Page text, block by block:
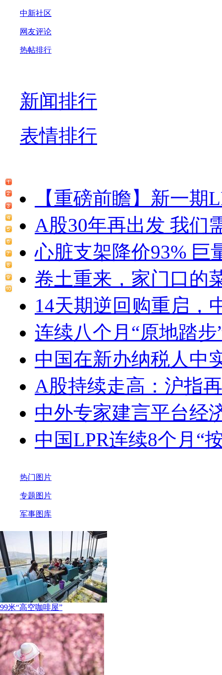
中新社区
网友评论
热帖排行
新闻排行
表情排行
【重磅前瞻】新一期
A股30年再出发 我们
心脏支架降价93% 巨
卷土重来，家门口的
14天期逆回购重启，
连续八个月“原地踏
中国在新办纳税人中
A股持续走高：沪指
中外专家建言平台经
中国LPR连续8个月“
热门图片
专题图片
军事图库
99米“高空咖啡屋”